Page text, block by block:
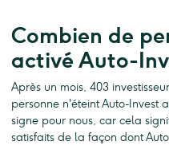
Combien de
activé Auto-
Après un mois, 403
personne n'éteint Auto-Invest
signe pour nous, car cela
satisfaits de la façon dont